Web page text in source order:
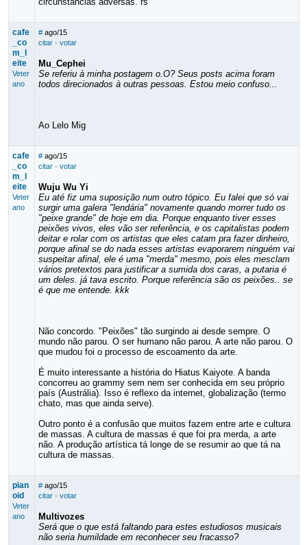
cafe
_co
m_l
eite
Veter
ano
# ago/15
citar· votar
Mu_Cephei
Se referiu à minha postagem o.O? Seus posts acima foram
todos direcionados à outras pessoas. Estou meio confuso...
Ao Lelo Mig
cafe
_co
m_l
eite
Veter
ano
# ago/15
citar· votar
Wuju Wu Yi
Eu até fiz uma suposição num outro tópico. Eu falei que só vai
surgir uma galera "lendária" novamente quando morrer tudo os
"peixe grande" de hoje em dia. Porque enquanto tiver esses
peixões vivos, eles vão ser referência, e os capitalistas podem
deitar e rolar com os artistas que eles catam pra fazer dinheiro,
porque afinal se do nada esses artistas evaporarem ninguém vai
suspeitar afinal, ele é uma "merda" mesmo, pois eles mesclam
vários pretextos para justificar a sumida dos caras, a putaria é
um deles. já tava escrito. Porque referência são os peixões.. se
é que me entende. kkk
Não concordo. "Peixões" tão surgindo ai desde sempre. O
mundo não parou. O ser humano não parou. A arte não parou. O
que mudou foi o processo de escoamento da arte.
É muito interessante a história do Hiatus Kaiyote. A banda
concorreu ao grammy sem nem ser conhecida em seu próprio
país (Austrália). Isso é reflexo da internet, globalização (termo
chato, mas que ainda serve).
Outro ponto é a confusão que muitos fazem entre arte e cultura
de massas. A cultura de massas é que foi pra merda, a arte
não. A produção artística tá longe de se resumir ao que tá na
cultura de massas.
pian
oid
Veter
ano
# ago/15
citar· votar
Multivozes
Será que o que está faltando para estes estudiosos musicais
não seria humildade em reconhecer seu fracasso?